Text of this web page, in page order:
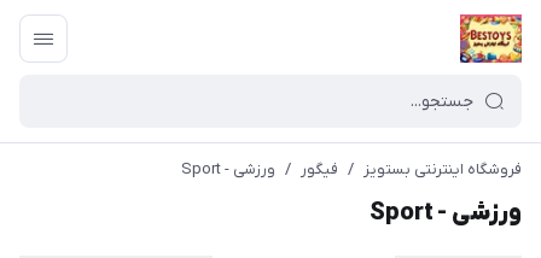
فروشگاه اینترنتی بستویز / فیگور / ورزشی - Sport
ورزشی - Sport